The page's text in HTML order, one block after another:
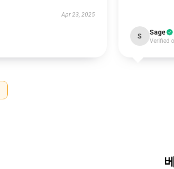
Apr 23, 2025
S Sage
Verified